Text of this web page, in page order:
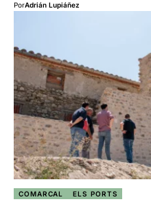
PorAdrián Lupiáñez
COMARCAL ELS PORTS